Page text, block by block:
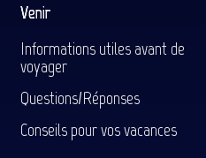
Venir
Informations utiles avant de
voyager
Questions/Réponses
Conseils pour vos vacances